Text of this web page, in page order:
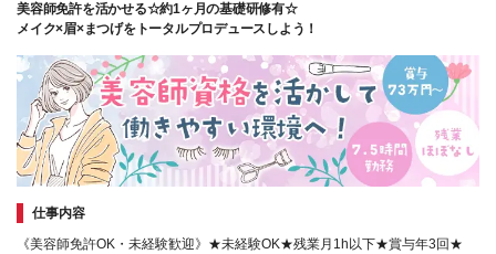
美容師免許を活かせる☆約1ヶ月の基礎研修有☆
メイク×眉×まつげをトータルプロデュースしよう！
仕事内容
《美容師免許OK・未経験歓迎》★未経験OK★残業月1h以下★賞与年3回★